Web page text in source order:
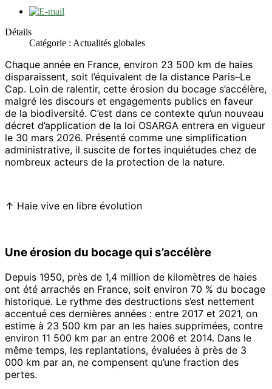
Détails
Catégorie : Actualités globales
Chaque année en France, environ 23 500 km de haies
disparaissent, soit l’équivalent de la distance Paris–Le
Cap. Loin de ralentir, cette érosion du bocage s’accélère,
malgré les discours et engagements publics en faveur
de la biodiversité. C’est dans ce contexte qu’un nouveau
décret d’application de la loi OSARGA entrera en vigueur
le 30 mars 2026. Présenté comme une simplification
administrative, il suscite de fortes inquiétudes chez de
nombreux acteurs de la protection de la nature.
↑ Haie vive en libre évolution
Une érosion du bocage qui s’accélère
Depuis 1950, près de 1,4 million de kilomètres de haies
ont été arrachés en France, soit environ 70 % du bocage
historique. Le rythme des destructions s’est nettement
accentué ces dernières années : entre 2017 et 2021, on
estime à 23 500 km par an les haies supprimées, contre
environ 11 500 km par an entre 2006 et 2014. Dans le
même temps, les replantations, évaluées à près de 3
000 km par an, ne compensent qu’une fraction des
pertes.